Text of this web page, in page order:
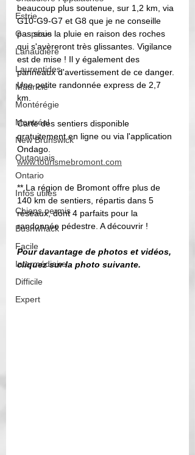
Estrie
Gaspésie
Lanaudière
Laurentides
Mauricie
Montérégie
Montréal
New Brunswick
Outaouais
Ontario
Infos utiles
Chiens permis
Bushwhack
Facile
Intermédiaire
Difficile
Expert
beaucoup plus soutenue, sur 1,2 km, via
G10-G9-G7 et G8 que je ne conseille
pas sous la pluie en raison des roches
qui s'avèreront très glissantes. Vigilance
est de mise ! Il y également des
panneaux d'avertissement de ce danger.
Une petite randonnée express de 2,7
km.
Carte des sentiers disponible
gratuitement en ligne ou via l'application
Ondago.
www.tourismebromont.com
** La région de Bromont offre plus de
140 km de sentiers, répartis dans 5
réseaux, dont 4 parfaits pour la
randonnée pédestre. A découvrir !
Pour davantage de photos et vidéos,
cliquez sur la photo suivante.